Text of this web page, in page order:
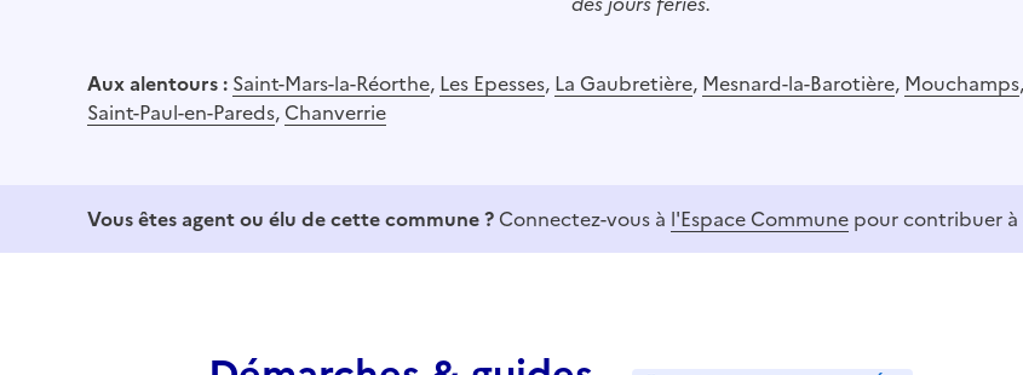
Aux alentours : Saint-Mars-la-Réorthe, Les Epesses, La Gaubretière, Mesnard-la-Barotière, Mouchamps,
Saint-Paul-en-Pareds, Chanverrie
Vous êtes agent ou élu de cette commune ? Connectez-vous à l'Espace Commune pour contribuer